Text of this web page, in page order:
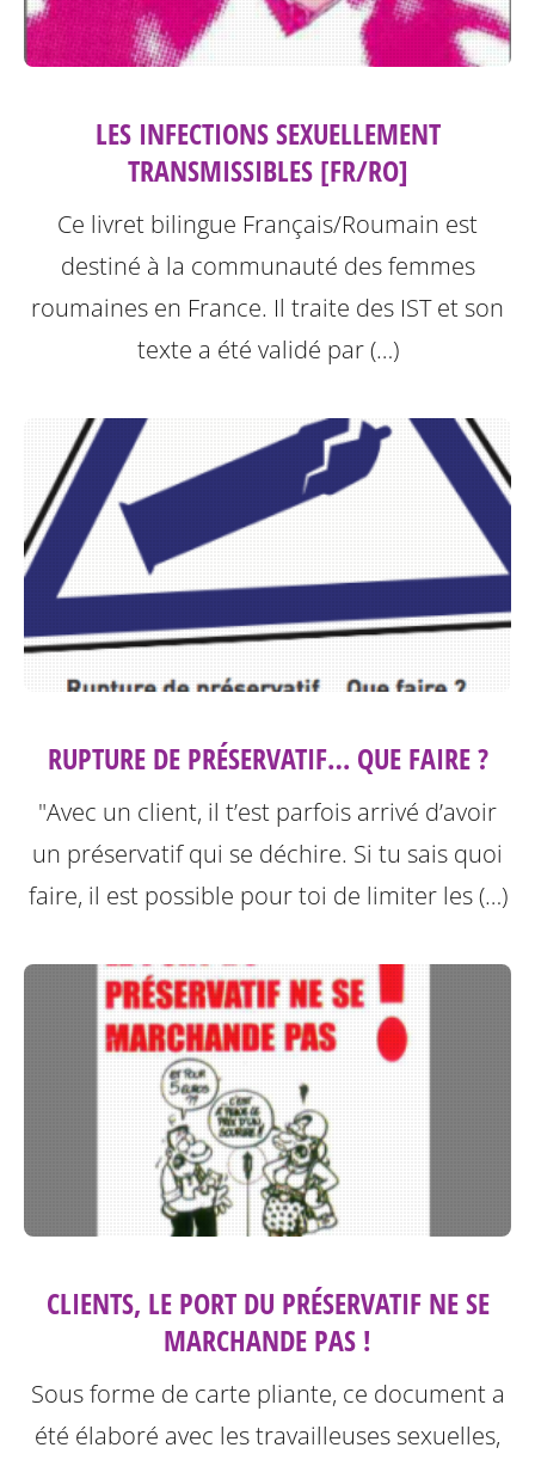
LES INFECTIONS SEXUELLEMENT
TRANSMISSIBLES [FR/RO]
Ce livret bilingue Français/Roumain est
destiné à la communauté des femmes
roumaines en France. Il traite des IST et son
texte a été validé par (…)
RUPTURE DE PRÉSERVATIF… QUE FAIRE ?
"Avec un client, il t’est parfois arrivé d’avoir
un préservatif qui se déchire. Si tu sais quoi
faire, il est possible pour toi de limiter les (…)
CLIENTS, LE PORT DU PRÉSERVATIF NE SE
MARCHANDE PAS !
Sous forme de carte pliante, ce document a
été élaboré avec les travailleuses sexuelles,